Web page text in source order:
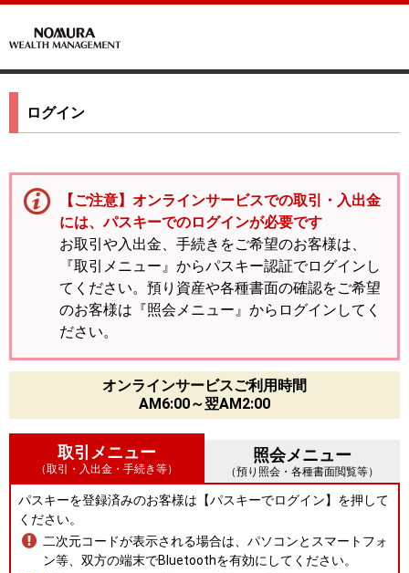
ログイン
【ご注意】オンラインサービスでの取引・入出金
には、パスキーでのログインが必要です
お取引や入出金、手続きをご希望のお客様は、
『取引メニュー』からパスキー認証でログインし
てください。預り資産や各種書面の確認をご希望
のお客様は『照会メニュー』からログインしてく
ださい。
オンラインサービスご利用時間
AM6:00～翌AM2:00
取引メニュー
（取引・入出金・手続き等）
照会メニュー
（預り照会・各種書面閲覧等）
パスキーを登録済みのお客様は【パスキーでログイン】を押して
ください。
二次元コードが表示される場合は、パソコンとスマートフォ
ン等、双方の端末でBluetoothを有効にしてください。